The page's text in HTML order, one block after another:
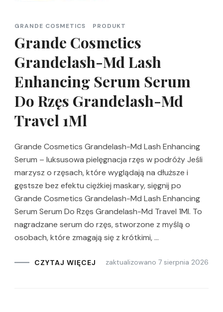
GRANDE COSMETICS PRODUKT
Grande Cosmetics
Grandelash-Md Lash
Enhancing Serum Serum
Do Rzęs Grandelash-Md
Travel 1Ml
Grande Cosmetics Grandelash-Md Lash Enhancing
Serum – luksusowa pielęgnacja rzęs w podróży Jeśli
marzysz o rzęsach, które wyglądają na dłuższe i
gęstsze bez efektu ciężkiej maskary, sięgnij po
Grande Cosmetics Grandelash-Md Lash Enhancing
Serum Serum Do Rzęs Grandelash-Md Travel 1Ml. To
nagradzane serum do rzęs, stworzone z myślą o
osobach, które zmagają się z krótkimi, …
CZYTAJ WIĘCEJ zaktualizowano 7 sierpnia 2026